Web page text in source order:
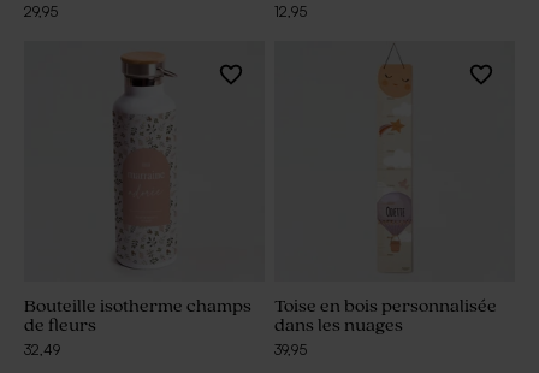
29,95 12,95
Bouteille isotherme champs
de fleurs
32,49
Toise en bois personnalisée
dans les nuages
39,95